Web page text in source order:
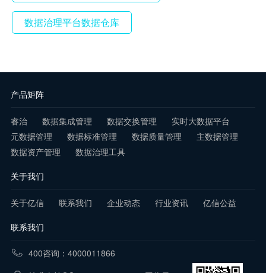
数据治理平台数据仓库
产品矩阵
睿治 数据集成管理 数据交换管理
实时大数据平台
元数据管理
数据标准管理 数据质量管理
主数据管理
数据资产管理
数据治理工具
关于我们
关于亿信 联系我们 企业动态 行业资讯 亿信公益
联系我们
400咨询：4000011866